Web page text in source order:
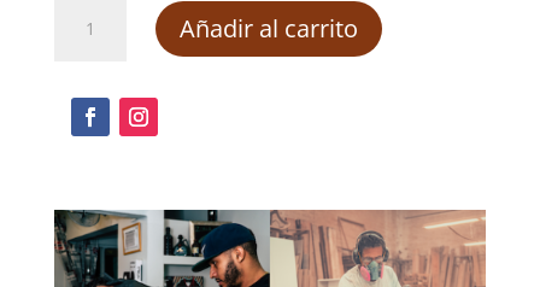
Cocina
formación
Añadir al carrito